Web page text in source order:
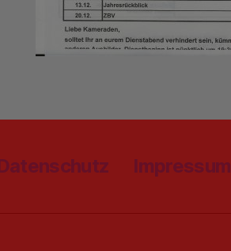
Impressum